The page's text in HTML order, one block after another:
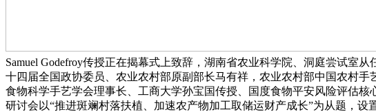
Samuel Godefroy传授正在揭幕式上致辞，湖南省农业科学院、洞庭尝试室
十四届全国政协委员、农业农村部原副部长马有祥，农业农村部中国农村
食物科学手艺学会理事长、工商大学孙宝国传授、国度食物平安风险评估
研讨会以“推进斑斓村落扶植、加速农产物加工取储运财产成长”为从题，